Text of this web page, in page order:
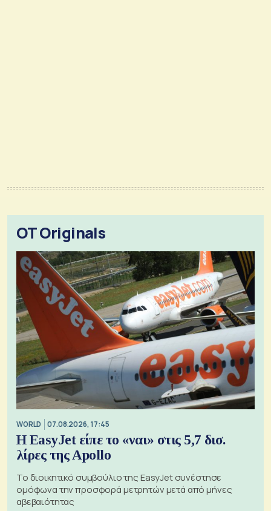
OT Originals
WORLD 07.08.2026, 17:45
Η EasyJet είπε το «ναι» στις 5,7 δισ.
λίρες της Apollo
Το διοικητικό συμβούλιο της EasyJet συνέστησε
ομόφωνα την προσφορά μετρητών μετά από μήνες
αβεβαιότητας